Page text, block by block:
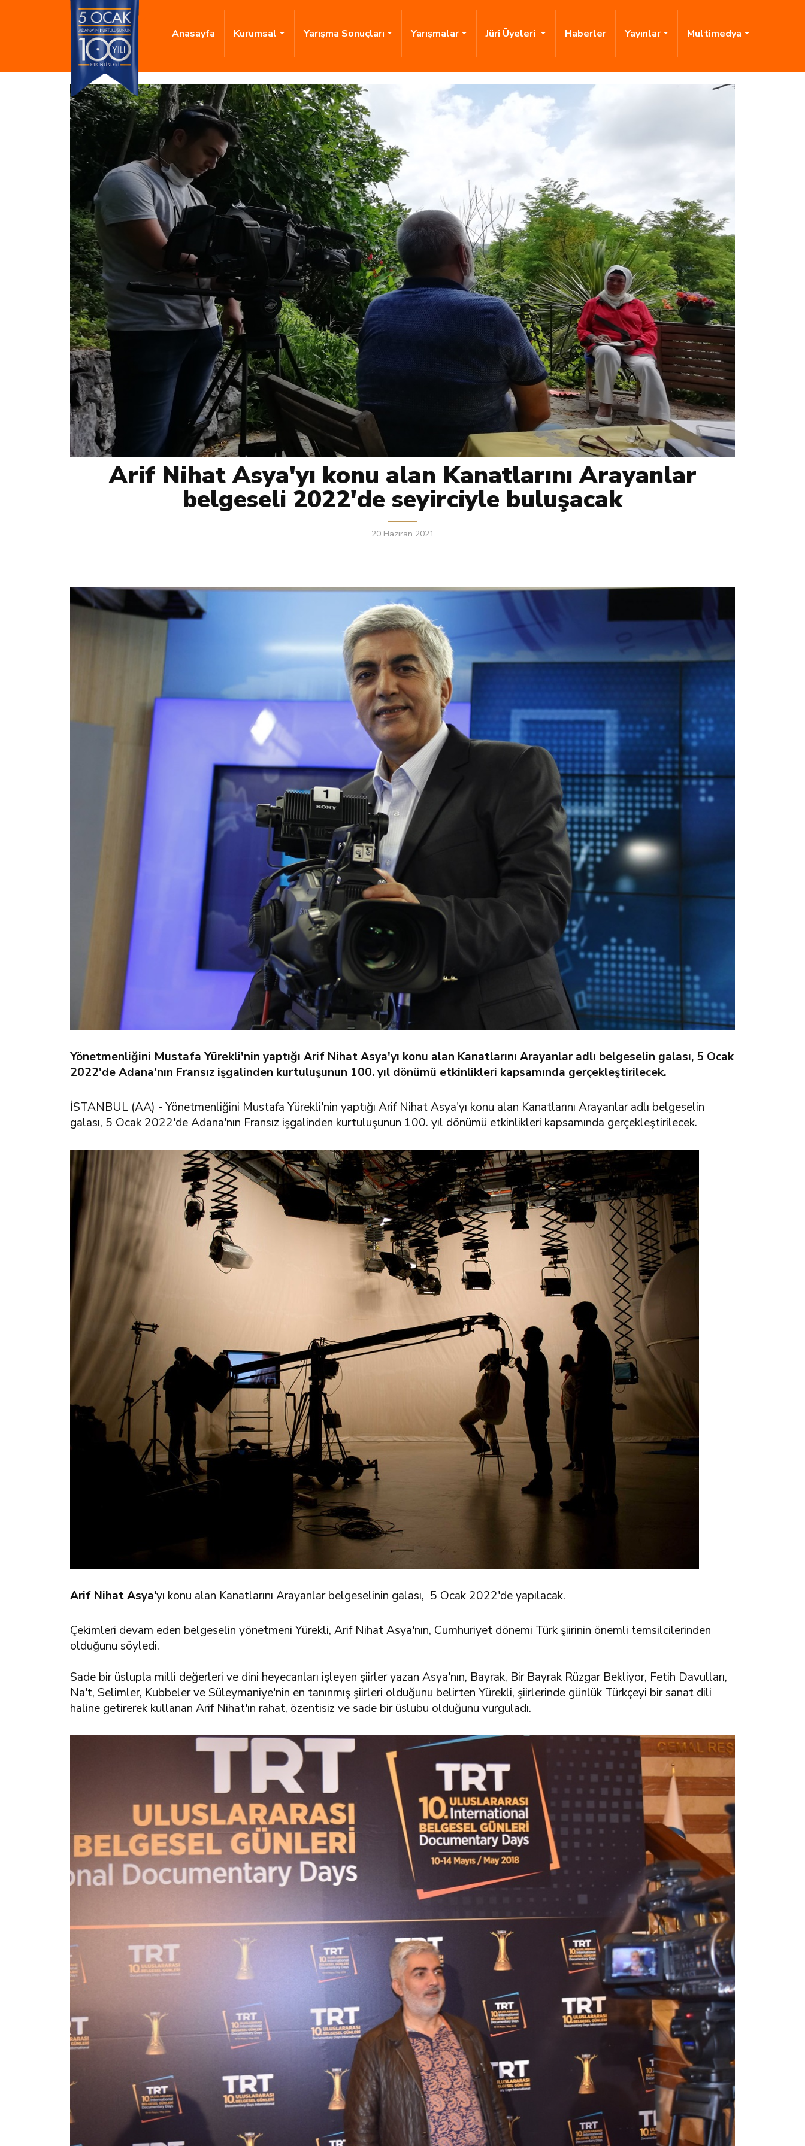
Anasayfa Kurumsal Yarışma Sonuçları Yarışmalar Jüri Üyeleri Haberler Yayınlar Multimedya
Arif Nihat Asya'yı konu alan Kanatlarını Arayanlar
belgeseli 2022'de seyirciyle buluşacak
20 Haziran 2021
Yönetmenliğini Mustafa Yürekli'nin yaptığı Arif Nihat Asya'yı konu alan Kanatlarını Arayanlar adlı belgeselin galası, 5 Ocak
2022'de Adana'nın Fransız işgalinden kurtuluşunun 100. yıl dönümü etkinlikleri kapsamında gerçekleştirilecek.
İSTANBUL (AA) - Yönetmenliğini Mustafa Yürekli'nin yaptığı Arif Nihat Asya'yı konu alan Kanatlarını Arayanlar adlı belgeselin
galası, 5 Ocak 2022'de Adana'nın Fransız işgalinden kurtuluşunun 100. yıl dönümü etkinlikleri kapsamında gerçekleştirilecek.
Arif Nihat Asya'yı konu alan Kanatlarını Arayanlar belgeselinin galası, 5 Ocak 2022'de yapılacak.
Çekimleri devam eden belgeselin yönetmeni Yürekli, Arif Nihat Asya'nın, Cumhuriyet dönemi Türk şiirinin önemli temsilcilerinden
olduğunu söyledi.
Sade bir üslupla milli değerleri ve dini heyecanları işleyen şiirler yazan Asya'nın, Bayrak, Bir Bayrak Rüzgar Bekliyor, Fetih Davulları,
Na't, Selimler, Kubbeler ve Süleymaniye'nin en tanınmış şiirleri olduğunu belirten Yürekli, şiirlerinde günlük Türkçeyi bir sanat dili
haline getirerek kullanan Arif Nihat'ın rahat, özentisiz ve sade bir üslubu olduğunu vurguladı.